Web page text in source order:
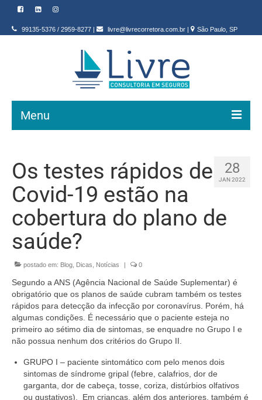
99135-5376 / 2959-8277 | livre@livrecorretora.com.br | São Paulo, SP
Menu
SEGUROS
QUEM SOMOS
CONTATO
BLOG
28
JAN 2022
Os testes rápidos de
Covid-19 estão na
cobertura do plano de
saúde?
postado em: Blog Dicas Notícias | 0
Segundo a ANS (Agência Nacional de Saúde Suplementar) é
obrigatório que os planos de saúde cubram também os testes
rápidos para detecção da infecção por coronavírus. Porém, há
algumas condições. É necessário que o paciente esteja no
primeiro ao sétimo dia de sintomas, se enquadre no Grupo I e
não possua nenhum dos critérios do Grupo II.
GRUPO I – paciente sintomático com pelo menos dois
sintomas de síndrome gripal (febre, calafrios, dor de
garganta, dor de cabeça, tosse, coriza, distúrbios olfativos
ou gustativos). Em crianças, além dos anteriores, também é